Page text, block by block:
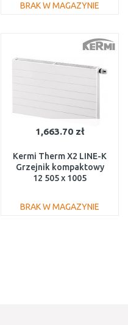
BRAK W MAGAZYNIE
Do porównania
1,663.70 zł
Kermi Therm X2 LINE-K
Grzejnik kompaktowy
12 505 x 1005
BRAK W MAGAZYNIE